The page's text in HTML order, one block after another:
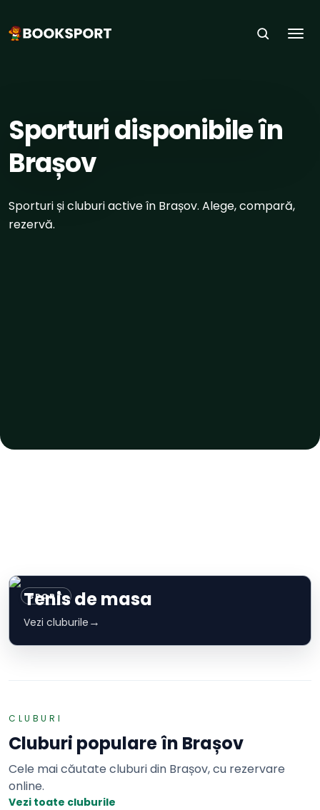
Sporturi disponibile în
Brașov
Sporturi și cluburi active în Brașov. Alege, compară,
rezervă.
SPORT
Tenis de masa
Vezi cluburile →
CLUBURI
Cluburi populare în Brașov
Cele mai căutate cluburi din Brașov, cu rezervare
online.
Vezi toate cluburile